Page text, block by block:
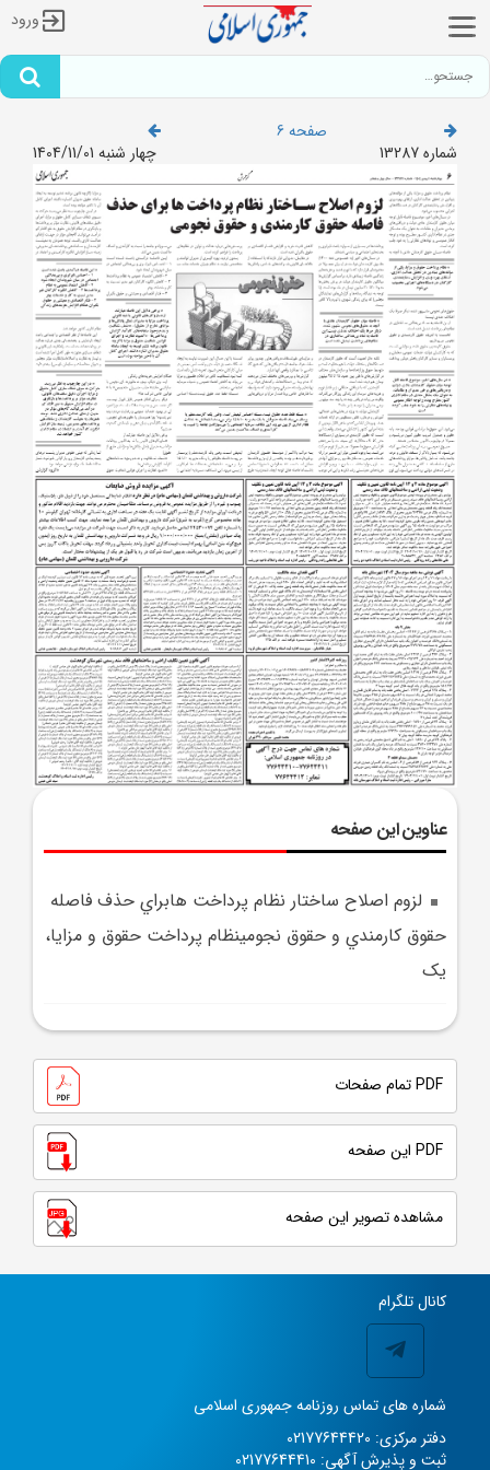
ورود
صفحه 6
شماره 13287
چهار شنبه 1404/11/01
عناوین این صفحه
لزوم اصلاح ساختار نظام پرداخت هابراي حذف فاصله
حقوق کارمندي و حقوق نجومينظام پرداخت حقوق و مزايا،
يک
PDF تمام صفحات
PDF این صفحه
مشاهده تصویر این صفحه
کانال تلگرام
شماره های تماس روزنامه جمهوری اسلامی
دفتر مرکزی: 02177644420
ثبت و پذیرش آگهی: 02177644410